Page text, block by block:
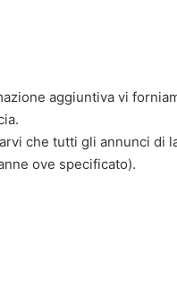
aggiuntiva vi
che tutti gli annunci di
ove specificato).